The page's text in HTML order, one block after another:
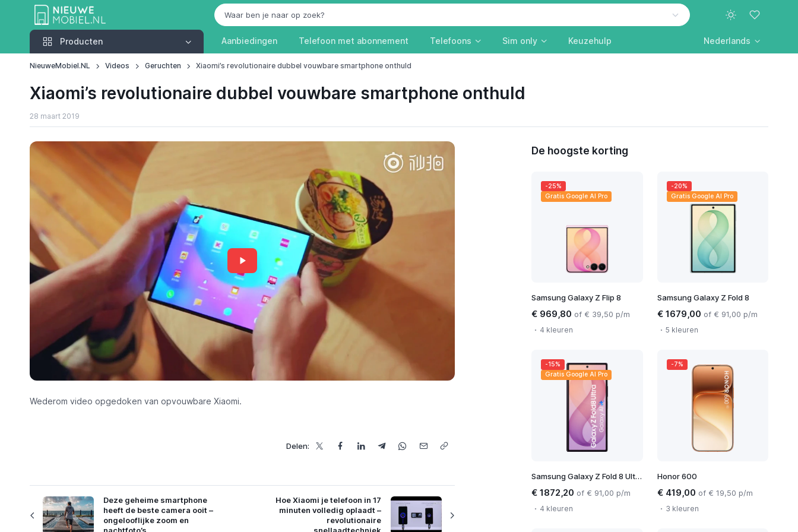
Producten
Producten Aanbiedingen Telefoon met abonnement Telefoons Sim only Keuzehulp Nederlands
NieuweMobiel.NL Videos Geruchten Xiaomi’s revolutionaire dubbel vouwbare smartphone onthuld
Xiaomi’s revolutionaire dubbel vouwbare smartphone onthuld
28 maart 2019
Wederom video opgedoken van opvouwbare Xiaomi.
Delen:
Deze geheime smartphone
heeft de beste camera ooit –
ongelooflijke zoom en
Hoe Xiaomi je telefoon in 17
minuten volledig oplaadt –
revolutionaire
De hoogste korting
-25%
Gratis Google AI Pro
Samsung Galaxy Z Flip 8
€ 969,80 of € 39,50 p/m
4 kleuren
-20%
Gratis Google AI Pro
Samsung Galaxy Z Fold 8
€ 1679,00 of € 91,00 p/m
5 kleuren
-15%
Gratis Google AI Pro
Samsung Galaxy Z Fold 8 Ultra
€ 1872,20 of € 91,00 p/m
4 kleuren
-7%
Honor 600
€ 419,00 of € 19,50 p/m
3 kleuren